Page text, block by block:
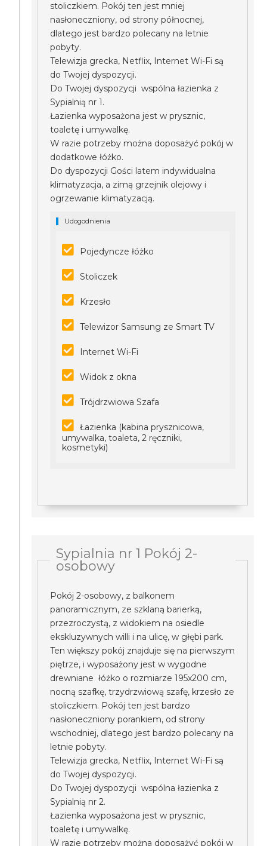
stoliczkiem. Pokój ten jest mniej
nasłoneczniony, od strony północnej,
dlatego jest bardzo polecany na letnie
pobyty.
Telewizja grecka, Netflix, Internet Wi-Fi są
do Twojej dyspozycji.
Do Twojej dyspozycji wspólna łazienka z
Sypialnią nr 1.
Łazienka wyposażona jest w prysznic,
toaletę i umywalkę.
W razie potrzeby można doposażyć pokój w
dodatkowe łóżko.
Do dyspozycji Gości latem indywidualna
klimatyzacja, a zimą grzejnik olejowy i
ogrzewanie klimatyzacją.
Udogodnienia
Pojedyncze łóżko
Stoliczek
Krzesło
Telewizor Samsung ze Smart TV
Internet Wi-Fi
Widok z okna
Trójdrzwiowa Szafa
Łazienka (kabina prysznicowa,
umywalka, toaleta, 2 ręczniki,
kosmetyki)
Sypialnia nr 1 Pokój 2-
osobowy
Pokój 2-osobowy, z balkonem
panoramicznym, ze szklaną barierką,
przezroczystą, z widokiem na osiedle
ekskluzywnych willi i na ulicę, w głębi park.
Ten większy pokój znajduje się na pierwszym
piętrze, i wyposażony jest w wygodne
drewniane łóżko o rozmiarze 195x200 cm,
nocną szafkę, trzydrzwiową szafę, krzesło ze
stoliczkiem. Pokój ten jest bardzo
nasłoneczniony porankiem, od strony
wschodniej, dlatego jest bardzo polecany na
letnie pobyty.
Telewizja grecka, Netflix, Internet Wi-Fi są
do Twojej dyspozycji.
Do Twojej dyspozycji wspólna łazienka z
Sypialnią nr 2.
Łazienka wyposażona jest w prysznic,
toaletę i umywalkę.
W razie potrzeby można doposażyć pokój w